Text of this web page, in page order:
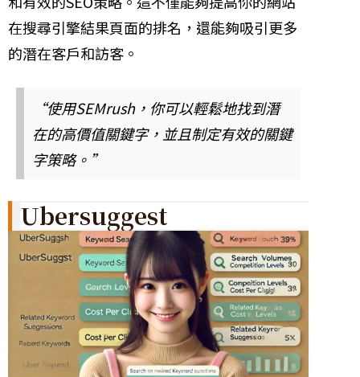
在搜尋引擎結果頁面的排名，還能夠吸引更多
的潛在客戶和訪客。
“使用SEMrush，你可以輕鬆地找到潛
在的高價值關鍵字，並且制定有效的關鍵
字策略。”
Ubersuggest